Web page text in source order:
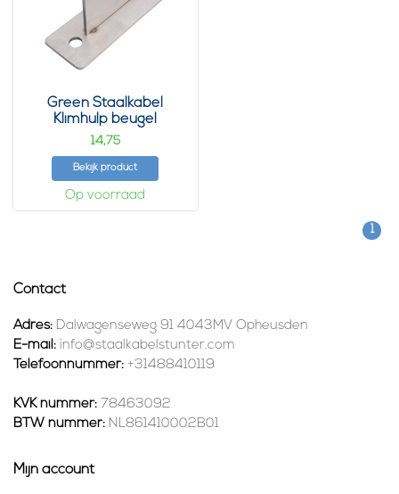
Green Staalkabel
Klimhulp beugel
14,75
Bekijk product
Op voorraad
1
Contact
Adres: Dalwagenseweg 91 4043MV Opheusden
E-mail: info@staalkabelstunter.com
Telefoonnummer: +31488410119
KVK nummer: 78463092
BTW nummer: NL861410002B01
Mijn account